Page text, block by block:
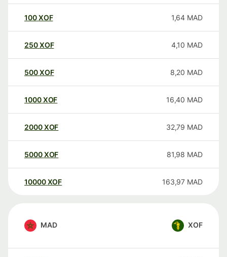
100XOF 1,64 MAD
250XOF 4,10 MAD
500XOF 8,20 MAD
1000XOF 16,40 MAD
2000XOF 32,79 MAD
5000XOF 81,98 MAD
10000 XOF 163,97 MAD
MAD XOF